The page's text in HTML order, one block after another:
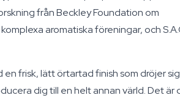
från Beckley Foundation om
aromatiska föreningar, och
frisk, lätt örtartad finish som dröjer
dig till en helt annan värld. Det är